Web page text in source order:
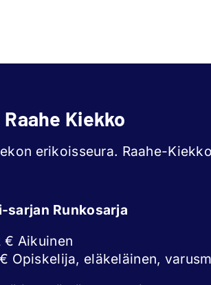
Raahe Kiekko
erikoisseura. Raahe-
sarjan Runkosarja
€ Aikuinen
Opiskelija, eläkeläinen,